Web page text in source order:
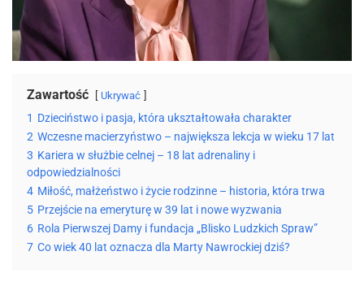
Zawartość Ukrywać
1 Dzieciństwo i pasja, która ukształtowała charakter
2 Wczesne macierzyństwo – największa lekcja w wieku 17 lat
3 Kariera w służbie celnej – 18 lat adrenaliny i
odpowiedzialności
4 Miłość, małżeństwo i życie rodzinne – historia, która trwa
5 Przejście na emeryturę w 39 lat i nowe wyzwania
6 Rola Pierwszej Damy i fundacja „Blisko Ludzkich Spraw”
7 Co wiek 40 lat oznacza dla Marty Nawrockiej dziś?